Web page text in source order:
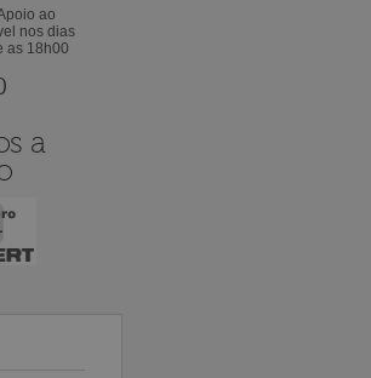
ao
nos dias
as 18h00
a